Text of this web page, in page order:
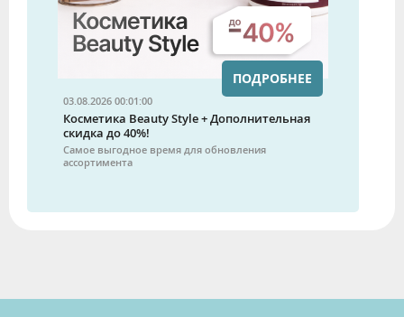
03.08.2026 00:01:00
Косметика Beauty Style + Дополнительная
скидка до 40%!
Самое выгодное время для обновления
ассортимента
ПОДРОБНЕЕ